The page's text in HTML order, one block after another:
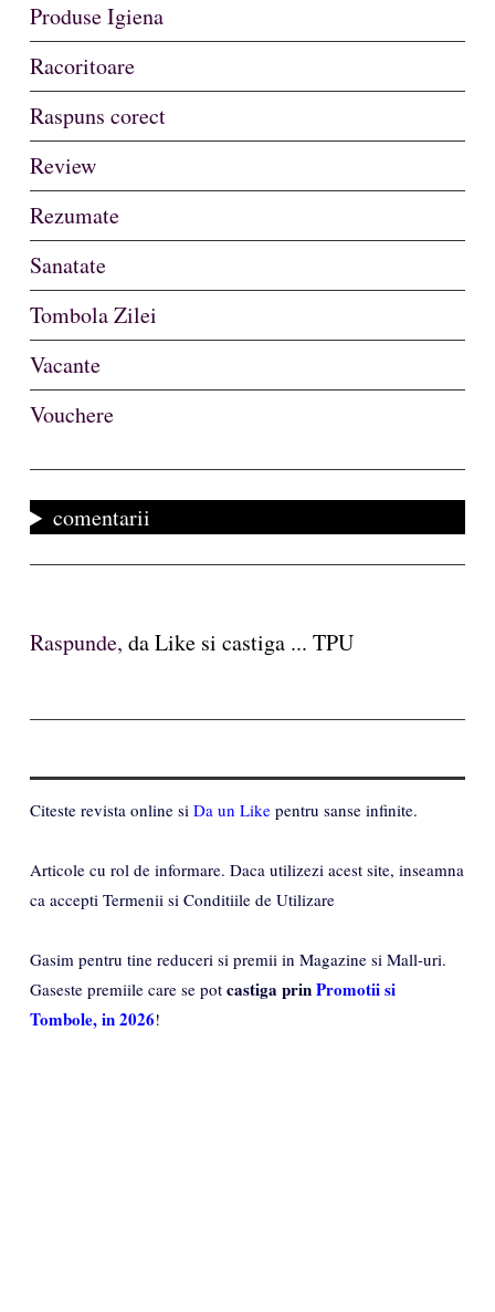
Produse Igiena
Racoritoare
Raspuns corect
Review
Rezumate
Sanatate
Tombola Zilei
Vacante
Vouchere
comentarii
Raspunde, da Like si castiga ... TPU
Citeste revista online si Da un Like pentru sanse infinite.
Articole cu rol de informare. Daca utilizezi acest site, inseamna
ca accepti Termenii si Conditiile de Utilizare
Gasim pentru tine reduceri si premii in Magazine si Mall-uri.
Gaseste premiile care se pot castiga prinPromotii si
Tombole, in 2026!